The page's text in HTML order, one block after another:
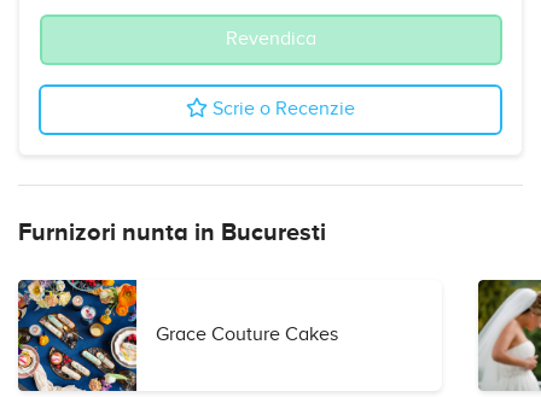
Revendica
Scrie o Recenzie
Furnizori nunta in Bucuresti
Grace Couture Cakes